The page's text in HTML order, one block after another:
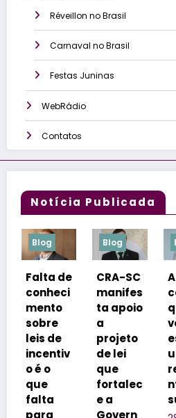
Réveillon no Brasil
Carnaval no Brasil
Festas Juninas
WebRádio
Contatos
Notícia Publicada
Blog
CRA-SC
manifes
ta apoio
a
projeto
de lei
que
fortalec
e a
Govern
Blog
A
carreira
que
escolhe
u é
realme
nte
sua?